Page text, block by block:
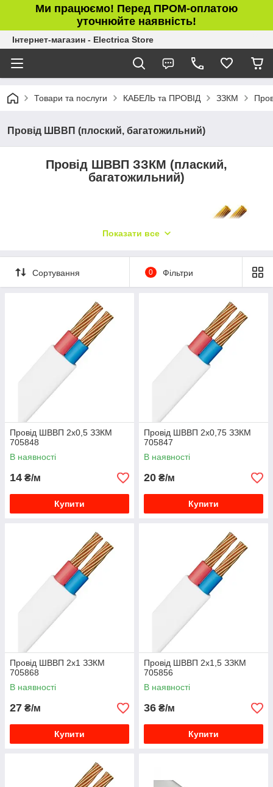
Ми працюємо! Перед ПРОМ-оплатою
уточнюйте наявність!
Інтернет-магазин - Electrica Store
Товари та послуги КАБЕЛЬ та ПРОВІД ЗЗКМ
Провiд ШВВП (плоский, багатожильний)
Провід ШВВП ЗЗКМ (плаский,
багатожильний)
Показати все
Сортування 0 Фільтри
Провід ШВВП 2х0,5 ЗЗКМ
705848
В наявності
14 ₴/м
Купити
Провід ШВВП 2х0,75 ЗЗКМ
705847
В наявності
20 ₴/м
Купити
Провід ШВВП 2х1 ЗЗКМ
705868
В наявності
27 ₴/м
Купити
Провід ШВВП 2х1,5 ЗЗКМ
705856
В наявності
36 ₴/м
Купити